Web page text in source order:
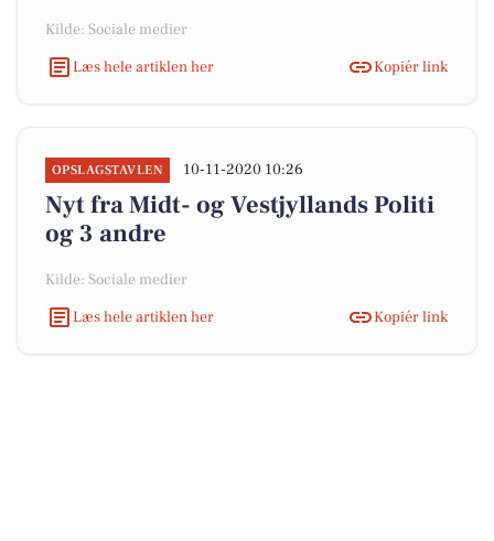
Kilde: Sociale medier
Læs hele artiklen her
Kopiér link
OPSLAGSTAVLEN 10-11-2020 10:26
Nyt fra Midt- og Vestjyllands Politi
og 3 andre
Kilde: Sociale medier
Læs hele artiklen her
Kopiér link